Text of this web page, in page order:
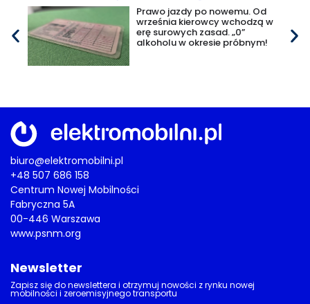
Prawo jazdy po nowemu. Od
września kierowcy wchodzą w
erę surowych zasad. „0”
alkoholu w okresie próbnym!
biuro@elektromobilni.pl
+48 507 686 158
Centrum Nowej Mobilności
Fabryczna 5A
00-446 Warszawa
www.psnm.org
Newsletter
Zapisz się do newslettera i otrzymuj nowości z rynku nowej
mobilności i zeroemisyjnego transportu